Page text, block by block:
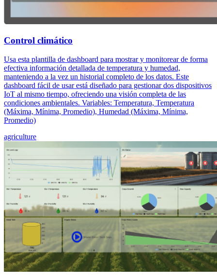
Control climático
Usa esta plantilla de dashboard para mostrar y monitorear de forma
efectiva información detallada de temperatura y humedad,
manteniendo a la vez un historial completo de los datos. Este
dashboard fácil de usar está diseñado para gestionar dos dispositivos
IoT al mismo tiempo, ofreciendo una visión completa de las
condiciones ambientales. Variables: Temperatura, Temperatura
(Máxima, Mínima, Promedio), Humedad (Máxima, Mínima,
Promedio)
agriculture